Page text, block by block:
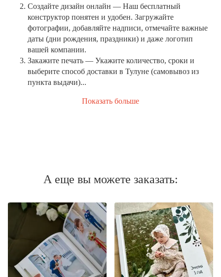
Создайте дизайн онлайн — Наш бесплатный
конструктор понятен и удобен. Загружайте
фотографии, добавляйте надписи, отмечайте важные
даты (дни рождения, праздники) и даже логотип
вашей компании.
Закажите печать — Укажите количество, сроки и
выберите способ доставки в Тулуне (самовывоз из
пункта выдачи)...
Показать больше
А еще вы можете заказать: